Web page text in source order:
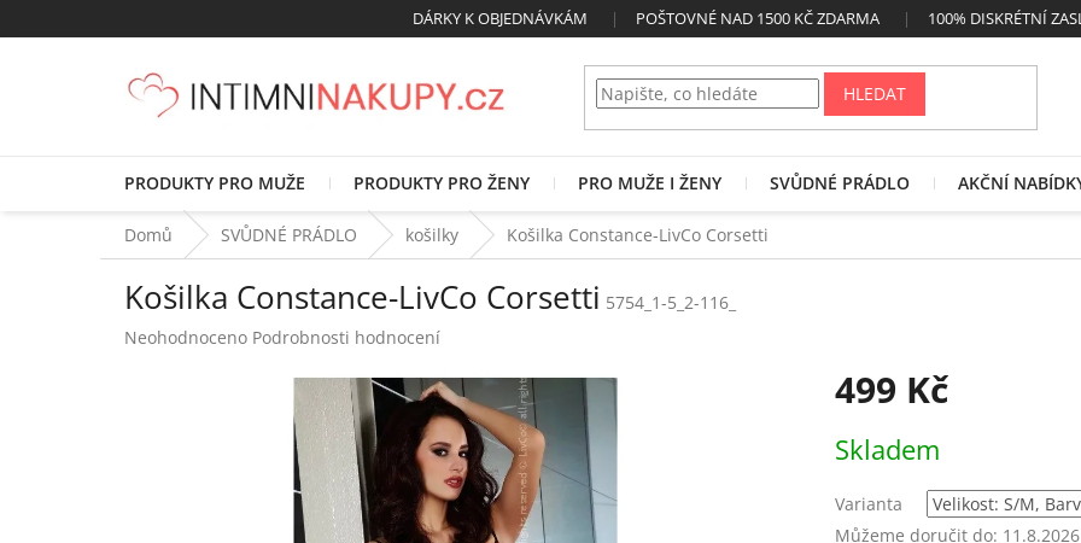
na
DÁRKY K OBJEDNÁVKÁM POŠTOVNÉ NAD 1500 KČ ZDARMA 100% DISKRÉTNÍ
HLEDAT
PRODUKTY PRO MUŽE PRODUKTY PRO ŽENY PRO MUŽE I ŽENY SVŮDNÉ PRÁDLO AKČNÍ
Domů SVŮDNÉ PRÁDLO košilky Košilka Constance-LivCo Corsetti
Košilka Constance-LivCo Corsetti 5754_1-5_2-116_
Průměrné
Neohodnoceno Podrobnosti hodnocení
499 Kč
cena:
Skladem
Varianta
Můžeme doručit do: 11.8.2026